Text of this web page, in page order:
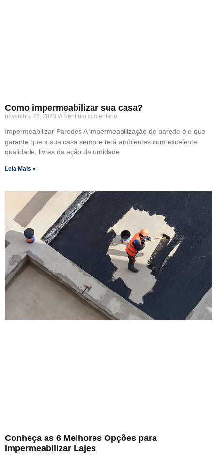
Como impermeabilizar sua casa?
novembro 22, 2023 Nenhum comentário
Impermeabilizar Paredes A impermeabilização de parede é o que
garante que a sua casa sempre terá ambientes com excelente
qualidade, livres da ação da umidade
Leia Mais »
Conheça as 6 Melhores Opções para
Impermeabilizar Lajes